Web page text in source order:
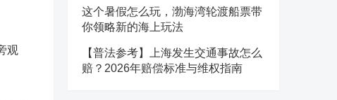
观
这个暑假怎么玩，渤海湾轮渡船票带
你领略新的海上玩法
【普法参考】上海发生交通事故怎么
赔？2026年赔偿标准与维权指南